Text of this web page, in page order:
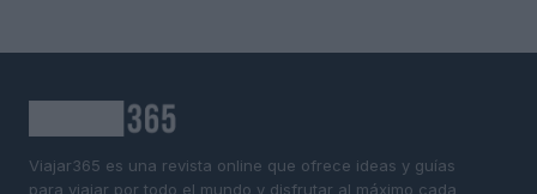
Viajar365 es una revista online que ofrece ideas y guías
para viajar por todo el mundo y disfrutar al máximo cada